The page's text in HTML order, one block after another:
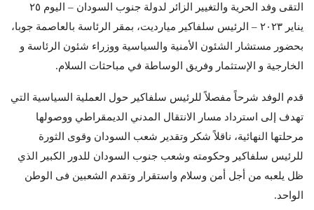
التقى وفد الحرية والتغيير الزائر لدولة جنوب السودان – اليوم ٢٥
يناير ٢٠٢٣ – الرئيس سلفاكير ميارديت، بمقر الرئاسة بالعاصمة جوبا،
بحضور مستشار الشئون الأمنية والسياسية ووزراء شئون الرئاسة و
الخارجية و الإستثمار وفريق الوساطة في مباحثات السلام.
قدم الوفد شرحاً مفصلاً للرئيس سلفاكير حول العملية السياسية التي
تهدف إلى استرداد مسار الانتقال المدني الديمقراطي ووصولها
مرحلتها النهائية، ناقلاً شكر وتقدير شعب السودان وقوى الثورة
للرئيس سلفاكير وحكومته وشعب جنوب السودان للدور الكبير الذي
ظل يلعبه من أجل أمن وسلام واستقرار وتقدم الشعبين فى الوطن
الواحد.